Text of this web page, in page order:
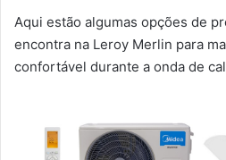
Aqui estão algumas opções de
encontra na Leroy Merlin para
confortável durante a onda de